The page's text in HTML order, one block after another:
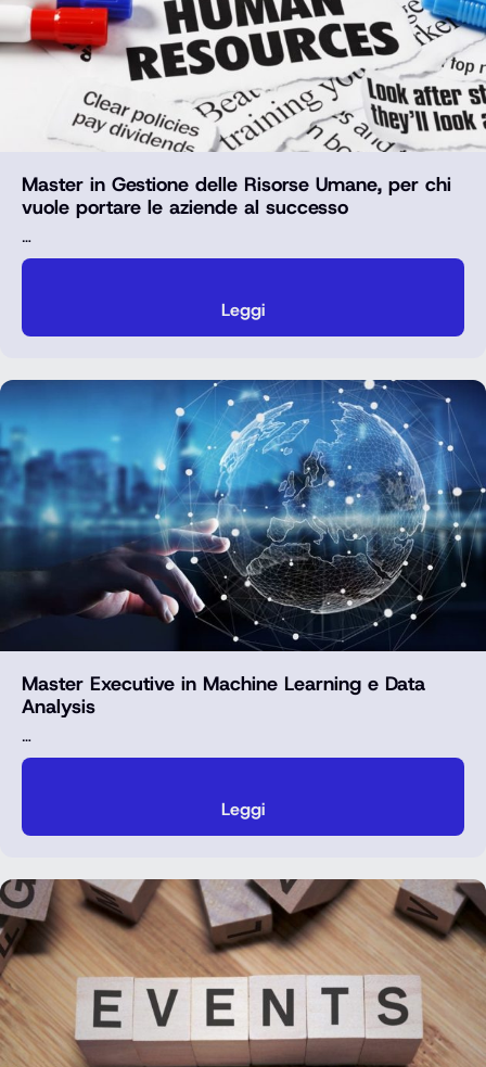
Master in Gestione delle Risorse Umane, per chi
vuole portare le aziende al successo
…
Leggi
Master Executive in Machine Learning e Data
Analysis
…
Leggi